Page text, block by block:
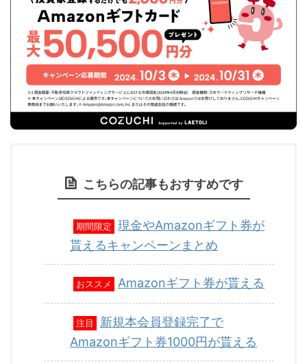
こちらの記事もおすすめです
期間限定
現金やAmazonギフト券が
貰えるキャンペーンまとめ
おススメ Amazonギフト券が貰える
注目
新規本会員登録完了で
Amazonギフト券1000円が貰える